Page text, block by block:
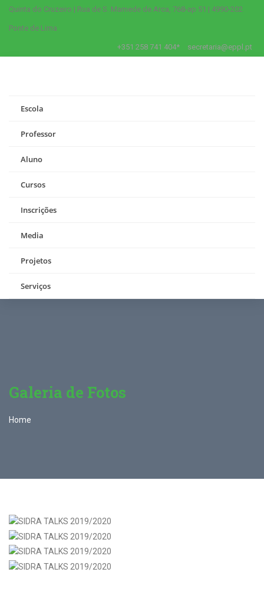
Quinta do Cruzeiro | Rua de S. Mamede de Arca, 768-ap 51 | 4990-202
Ponte de Lima
+351 258 741 404* secretaria@eppl.pt
Escola
Professor
Aluno
Cursos
Inscrições
Media
Projetos
Serviços
Galeria de Fotos
Home